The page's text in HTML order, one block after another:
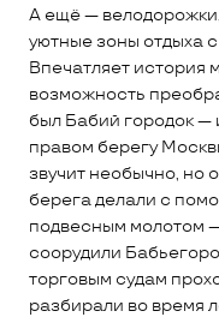
А ещё —
уютные зоны отдыха
Впечатляет история
возможность
был Бабий городок —
правом берегу
звучит необычно, но
берега делали с
подвесным молотом
соорудили
торговым судам
разбирали во время